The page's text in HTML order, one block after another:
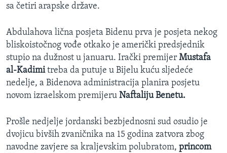
sa četiri arapske države.
Abdulahova lična posjeta Bidenu prva je posjeta nekog
bliskoistočnog vođe otkako je američki predsjednik
stupio na dužnost u januaru. Irački premijer Mustafa
al-Kadimitreba da putuje u Bijelu kuću sljedeće
nedelje, a Bidenova administracija planira posjetu
novom izraelskom premijeru Naftaliju Benetu.
Prošle nedjelje jordanski bezbjednosni sud osudio je
dvojicu bivših zvaničnika na 15 godina zatvora zbog
navodne zavjere sa kraljevskim polubratom, princom